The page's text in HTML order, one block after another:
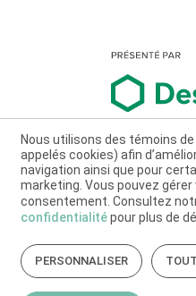
Nous utilisons des témoins
appelés cookies) afin
navigation ainsi que pour
marketing. Vous pouvez
consentement. Consultez
confidentialitépour plus de
PERSONNALISER